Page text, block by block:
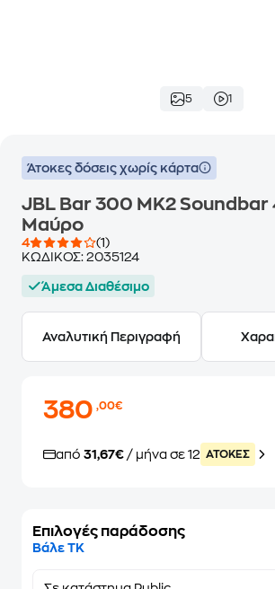
5 1
Άτοκες δόσεις χωρίς κάρτα
JBL Bar 300 MK2 Soundbar
Μαύρο
4
(1)
ΚΩΔΙΚΟΣ: 2035124
Άμεσα Διαθέσιμο
Αναλυτική Περιγραφή
380,00€
από 31,67€ / μήνα σε 12 ATOKEΣ
Επιλογές παράδοσης
Βάλε ΤΚ